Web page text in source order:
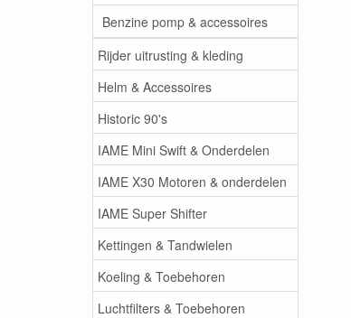
Benzine pomp & accessoires
Rijder uitrusting & kleding
Helm & Accessoires
Historic 90's
IAME Mini Swift & Onderdelen
IAME X30 Motoren & onderdelen
IAME Super Shifter
Kettingen & Tandwielen
Koeling & Toebehoren
Luchtfilters & Toebehoren